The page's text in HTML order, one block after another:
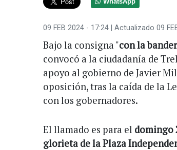
09 FEB 2024 - 17:24 | Actualizado 09
Bajo la consigna "con la
convocó a la ciudadanía de
apoyo al gobierno de Javier
oposición, tras la caída de la
con los gobernadores.
El llamado es para el domingo
glorieta de la Plaza